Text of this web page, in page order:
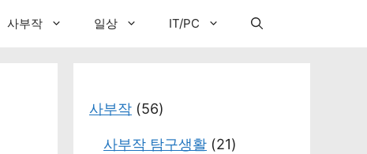
사부작 일상 IT/PC
사부작 (56)
사부작 탐구생활 (21)